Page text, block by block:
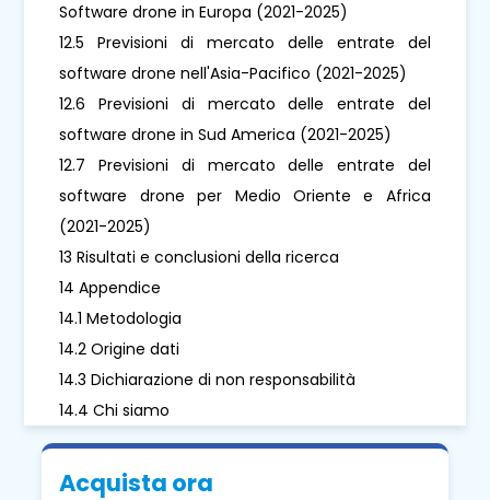
Software drone in Europa (2021-2025)
12.5 Previsioni di mercato delle entrate del
software drone nell'Asia-Pacifico (2021-2025)
12.6 Previsioni di mercato delle entrate del
software drone in Sud America (2021-2025)
12.7 Previsioni di mercato delle entrate del
software drone per Medio Oriente e Africa
(2021-2025)
13 Risultati e conclusioni della ricerca
14 Appendice
14.1 Metodologia
14.2 Origine dati
14.3 Dichiarazione di non responsabilità
14.4 Chi siamo
Acquista ora